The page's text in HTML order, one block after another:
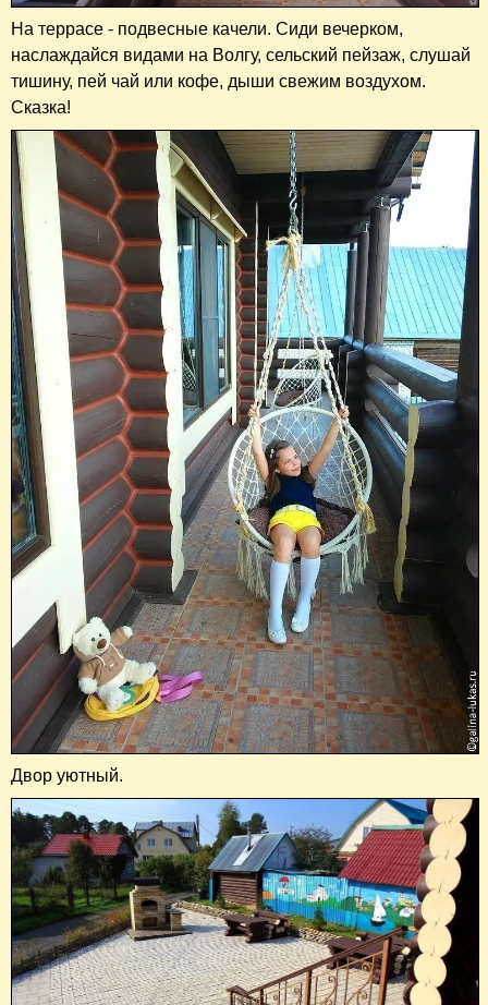
На террасе - подвесные качели. Сиди вечерком,
наслаждайся видами на Волгу, сельский пейзаж, слушай
тишину, пей чай или кофе, дыши свежим воздухом.
Сказка!
Двор уютный.